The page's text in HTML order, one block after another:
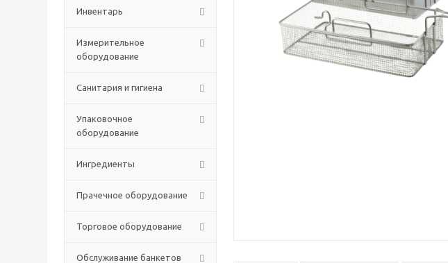
Инвентарь
Измерительное
оборудование
Санитария и гигиена
Упаковочное
оборудование
Ингредиенты
Прачечное оборудование
Торговое оборудование
Обслуживание банкетов